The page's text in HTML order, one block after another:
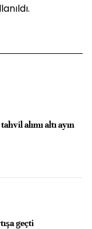
alımı altı ayın
geçti